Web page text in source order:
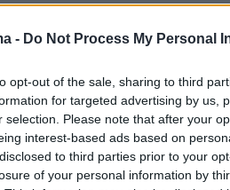
- Do Not Process My Personal
opt-out of the sale, sharing to third
for targeted advertising by us,
selection. Please note that after your
interest-based ads based on
to third parties prior to your
of your personal information by
μέχρι το τέλος της ταινίας,
σε διάρκεια μικρότερη
ποτέ βαρετό!